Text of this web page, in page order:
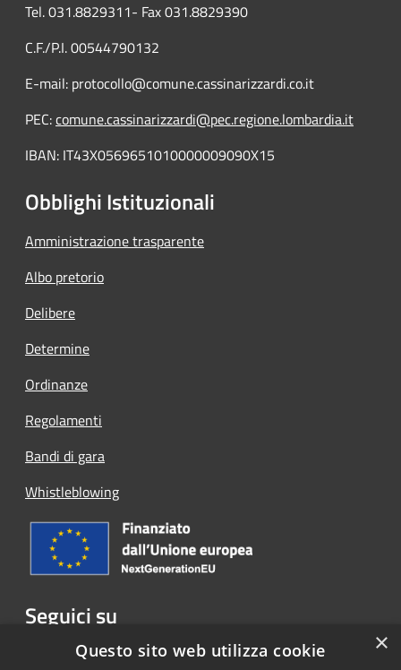
Tel. 031.8829311- Fax 031.8829390
C.F./P.I. 00544790132
E-mail: protocollo@comune.cassinarizzardi.co.it
PEC:comune.cassinarizzardi@pec.regione.lombardia.it
IBAN: IT43X0569651010000009090X15
Obblighi Istituzionali
Amministrazione trasparente
Albo pretorio
Delibere
Determine
Ordinanze
Regolamenti
Bandi di gara
Whistleblowing
Seguici su
Facebook ×
Questo sito web utilizza cookie